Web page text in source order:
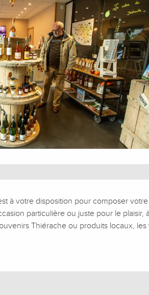
à votre disposition pour composer
particulière ou juste pour le plaisir,
Thiérache ou produits locaux, les